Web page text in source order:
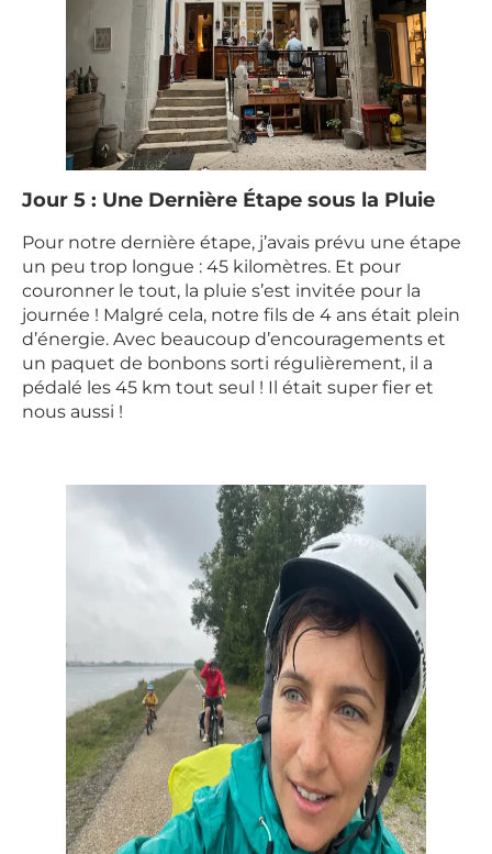
Jour 5 : Une Dernière Étape sous la Pluie
Pour notre dernière étape, j’avais prévu une étape
un peu trop longue : 45 kilomètres. Et pour
couronner le tout, la pluie s’est invitée pour la
journée ! Malgré cela, notre fils de 4 ans était plein
d’énergie. Avec beaucoup d’encouragements et
un paquet de bonbons sorti régulièrement, il a
pédalé les 45 km tout seul ! Il était super fier et
nous aussi !